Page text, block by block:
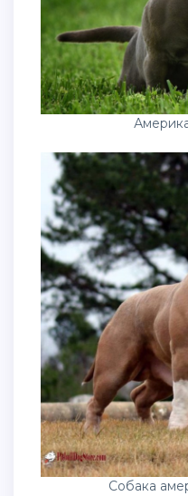
Собака